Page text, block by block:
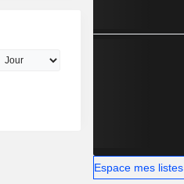
Espace mes listes